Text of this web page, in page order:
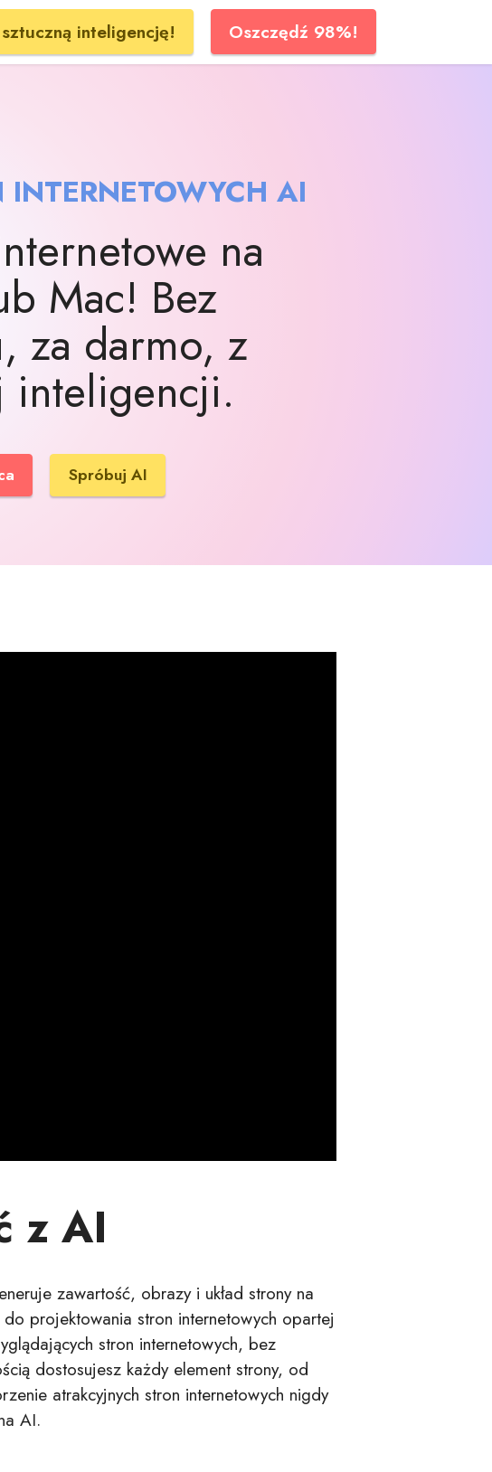
inteligencję! Oszczędź 98%!
INTERNETOWYCH AI
na
Mac! Bez
za darmo, z
inteligencji.
Spróbuj AI
z AI
zawartość, obrazy i układ strony na
projektowania stron internetowych opartej
stron internetowych, bez
dostosujesz każdy element strony, od
atrakcyjnych stron internetowych nigdy
AI.